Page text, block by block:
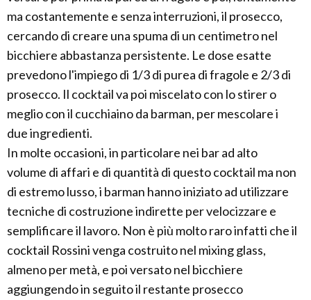
ma costantemente e senza interruzioni, il prosecco,
cercando di creare una spuma di un centimetro nel
bicchiere abbastanza persistente. Le dose esatte
prevedono l'impiego di 1/3 di purea di fragole e 2/3 di
prosecco. Il cocktail va poi miscelato con lo stirer o
meglio con il cucchiaino da barman, per mescolare i
due ingredienti.
In molte occasioni, in particolare nei bar ad alto
volume di affari e di quantità di questo cocktail ma non
di estremo lusso, i barman hanno iniziato ad utilizzare
tecniche di costruzione indirette per velocizzare e
semplificare il lavoro. Non è più molto raro infatti che il
cocktail Rossini venga costruito nel mixing glass,
almeno per metà, e poi versato nel bicchiere
aggiungendo in seguito il restante prosecco